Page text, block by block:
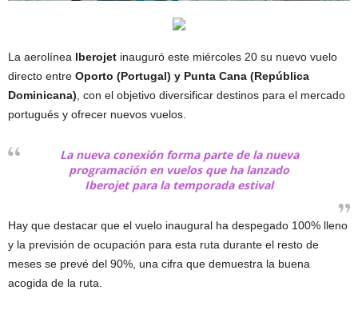
La aerolínea Iberojet inauguró este miércoles 20 su nuevo vuelo
directo entre Oporto (Portugal) y Punta Cana (República
Dominicana), con el objetivo diversificar destinos para el mercado
portugués y ofrecer nuevos vuelos.
La nueva conexión forma parte de la nueva
programación en vuelos que ha lanzado
Iberojet para la temporada estival
Hay que destacar que el vuelo inaugural ha despegado 100% lleno
y la previsión de ocupación para esta ruta durante el resto de
meses se prevé del 90%, una cifra que demuestra la buena
acogida de la ruta.